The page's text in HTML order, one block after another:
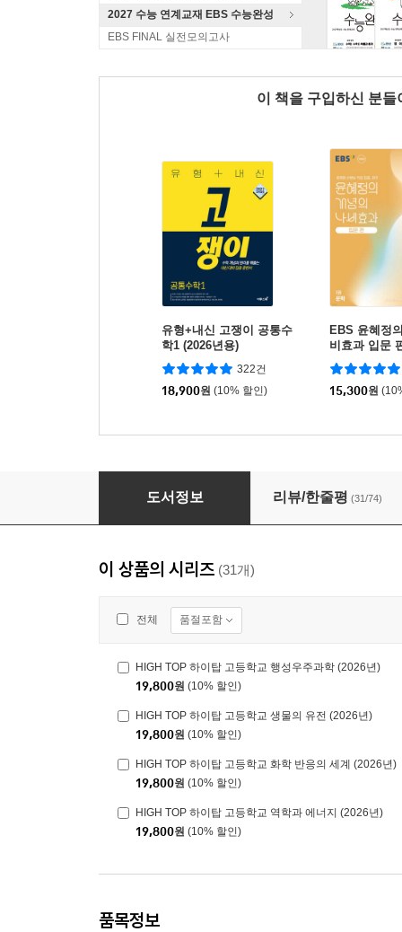
2027 수능 연계교재 EBS 수능완성
EBS FINAL 실전모의고사
이 책을 구입하신 분
유형+내신 고쟁이 공통수
학1 (2026년용)
322건
18,900원 (10% 할인)
EBS 윤혜정
비효과 입문
026년용)
15,300원
HIGH TOP 하이탑 고등학교 통합과학 1 (2026
도서정보 리뷰/한줄평 (31/74)
이 상품의 시리즈 (31개)
전체 품절포함
HIGH TOP 하이탑 고등학교 행성우주과학 (2026년)
19,800원 (10% 할인)
HIGH TOP 하이탑 고등학교 생물의 유전 (2026년)
19,800원 (10% 할인)
HIGH TOP 하이탑 고등학교 화학 반응의 세계 (2026년)
19,800원 (10% 할인)
HIGH TOP 하이탑 고등학교 역학과 에너지 (2026년)
19,800원 (10% 할인)
품목정보